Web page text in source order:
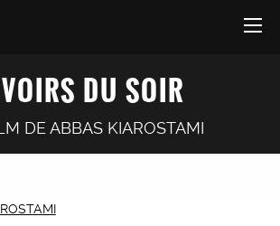
DU SOIR
DE ABBAS KIAROSTAMI